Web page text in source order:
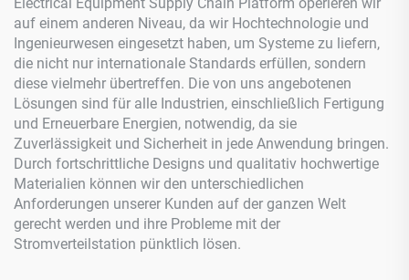
auf einem anderen Niveau, da wir Hochtechnologie und
Ingenieurwesen eingesetzt haben, um Systeme zu liefern,
die nicht nur internationale Standards erfüllen, sondern
diese vielmehr übertreffen. Die von uns angebotenen
Lösungen sind für alle Industrien, einschließlich Fertigung
und Erneuerbare Energien, notwendig, da sie
Zuverlässigkeit und Sicherheit in jede Anwendung bringen.
Durch fortschrittliche Designs und qualitativ hochwertige
Materialien können wir den unterschiedlichen
Anforderungen unserer Kunden auf der ganzen Welt
gerecht werden und ihre Probleme mit der
Stromverteilstation pünktlich lösen.